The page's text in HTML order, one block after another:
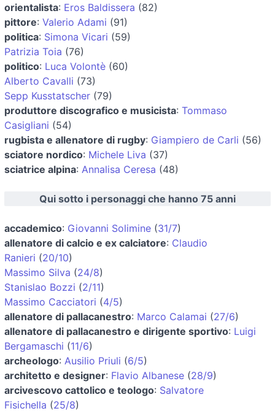
orientalista: Eros Baldissera (82)
pittore: Valerio Adami (91)
politica: Simona Vicari (59)
Patrizia Toia (76)
politico: Luca Volontè (60)
Alberto Cavalli (73)
Sepp Kusstatscher (79)
produttore discografico e musicista: Tommaso
Casigliani (54)
rugbista e allenatore di rugby: Giampiero de Carli (56)
sciatore nordico: Michele Liva (37)
sciatrice alpina: Annalisa Ceresa (48)
Qui sotto i personaggi che hanno 75 anni
accademico: Giovanni Solimine (31/7)
allenatore di calcio e ex calciatore: Claudio
Ranieri (20/10)
Massimo Silva (24/8)
Stanislao Bozzi (2/11)
Massimo Cacciatori (4/5)
allenatore di pallacanestro: Marco Calamai (27/6)
allenatore di pallacanestro e dirigente sportivo: Luigi
Bergamaschi (11/6)
archeologo: Ausilio Priuli (6/5)
architetto e designer: Flavio Albanese (28/9)
arcivescovo cattolico e teologo: Salvatore
Fisichella (25/8)